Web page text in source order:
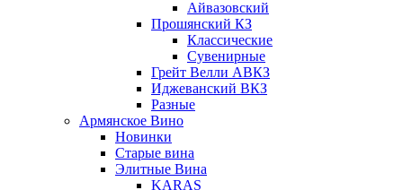
Айвазовский
Прошянский КЗ
Классические
Сувенирные
Грейт Велли АВКЗ
Иджеванский ВКЗ
Разные
Армянское Вино
Новинки
Старые вина
Элитные Вина
KARAS